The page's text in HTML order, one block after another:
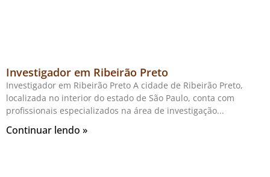
Investigador em Ribeirão Preto
Investigador em Ribeirão Preto A cidade de Ribeirão Preto,
localizada no interior do estado de São Paulo, conta com
profissionais especializados na área de investigação
Continuar lendo »